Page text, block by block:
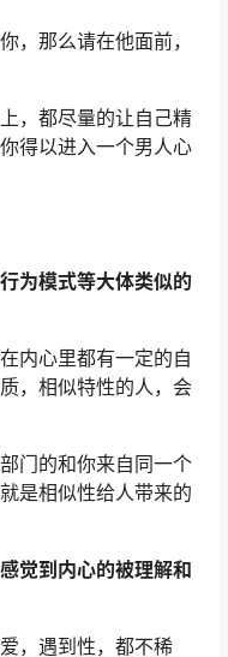
，那么请在他面前，
，都尽量的让自己精
得以进入一个男人心
为模式等大体类似的
内心里都有一定的自
，相似特性的人，会
门的和你来自同一个
是相似性给人带来的
觉到内心的被理解和
，遇到性，都不稀